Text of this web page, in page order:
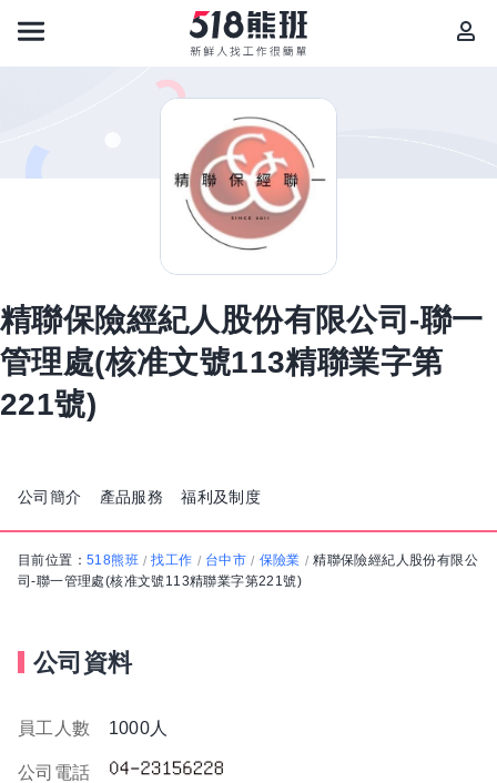
精聯保險經紀人股份有限公司-聯一
管理處(核准文號113精聯業字第
221號)
公司簡介 產品服務 福利及制度
目前位置： 518熊班 / 找工作 / 台中市 / 保險業 / 精聯保險經紀人股份有限公
司-聯一管理處(核准文號113精聯業字第221號)
公司資料
員工人數 1000人
公司電話